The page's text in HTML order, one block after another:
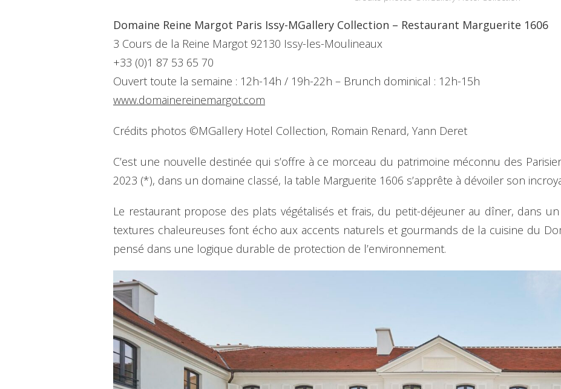
Domaine Reine Margot Paris Issy-MGallery Collection – Restaurant Marguerite 1606
3 Cours de la Reine Margot 92130 Issy-les-Moulineaux
+33 (0)1 87 53 65 70
Ouvert toute la semaine : 12h-14h / 19h-22h – Brunch dominical : 12h-15h
www.domainereinemargot.com
Crédits photos ©MGallery Hotel Collection, Romain Renard, Yann Deret
C’est une nouvelle destinée qui s’offre à ce morceau du patrimoine méconnu des
2023 (*), dans un domaine classé, la table Marguerite 1606 s’apprête à dévoiler son
Le restaurant propose des plats végétalisés et frais, du petit-déjeuner au dîner, dans
textures chaleureuses font écho aux accents naturels et gourmands de la cuisine du
pensé dans une logique durable de protection de l’environnement.